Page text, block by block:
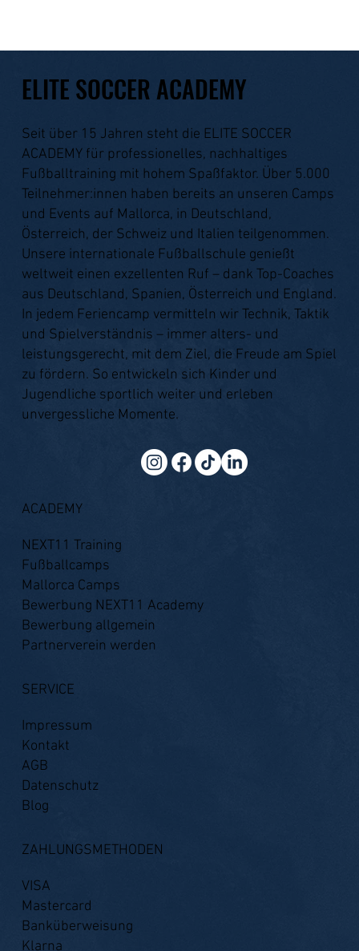
ELITE SOCCER ACADEMY
Seit über 15 Jahren steht die ELITE SOCCER
ACADEMY für professionelles, nachhaltiges
Fußballtraining mit hohem Spaßfaktor. Über 5.000
Teilnehmer:innen haben bereits an unseren Camps
und Events auf Mallorca, in Deutschland,
Österreich, der Schweiz und Italien teilgenommen.
Unsere internationale Fußballschule genießt
weltweit einen exzellenten Ruf – dank Top-Coaches
aus Deutschland, Spanien, Österreich und England.
In jedem Feriencamp vermitteln wir Technik, Taktik
und Spielverständnis – immer alters- und
leistungsgerecht, mit dem Ziel, die Freude am Spiel
zu fördern. So entwickeln sich Kinder und
Jugendliche sportlich weiter und erleben
unvergessliche Momente.
ACADEMY
NEXT11 Training
Fußballcamps
Mallorca Camps
Bewerbung NEXT11 Academy
Bewerbung allgemein
Partnerverein werden
SERVICE
Impressum
Kontakt
AGB
Datenschutz
Blog
ZAHLUNGSMETHODEN
VISA
Mastercard
Banküberweisung
Klarna